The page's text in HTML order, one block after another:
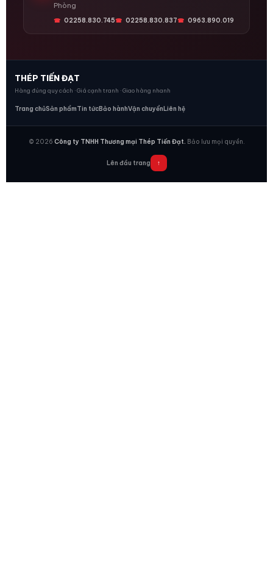
Phòng
02258.830.745 02258.830.837 0963.890.019
THÉP TIẾN ĐẠT
Hàng đúng quy cách · Giá cạnh tranh · Giao hàng nhanh
Trang chủSản phẩmTin tứcBảo hànhVận chuyểnLiên hệ
© 2026 Công ty TNHH Thương mại Thép Tiến Đạt. Bảo lưu mọi quyền.
Lên đầu trang ↑